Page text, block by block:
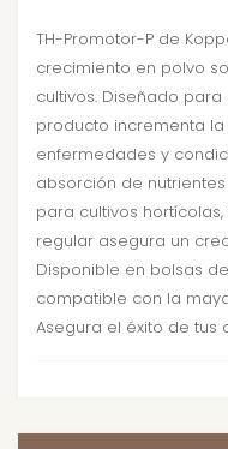
TH-Promotor-P de
crecimiento en polvo
cultivos. Diseñado
producto incrementa
enfermedades y
absorción de
para cultivos
regular asegura un
Disponible en bolsas
compatible con la
Asegura el éxito de tus